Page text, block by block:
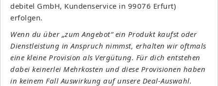
debitel GmbH, Kundenservice in 99076 Erfurt)
erfolgen.
Wenn du über „zum Angebot“ ein Produkt kaufst oder
Dienstleistung in Anspruch nimmst, erhalten wir oftmals
eine kleine Provision als Vergütung. Für dich entstehen
dabei keinerlei Mehrkosten und diese Provisionen haben
in keinem Fall Auswirkung auf unsere Deal-Auswahl.